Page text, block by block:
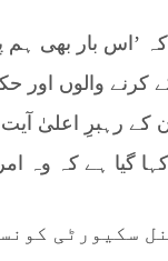
کہ ’اس بار بھی
کرنے والوں اور
کے رہبرِ اعلیٰ
گیا ہے کہ وہ
سکیورٹی